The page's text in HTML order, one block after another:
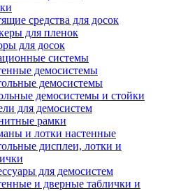
средства для досок
для пленок
для досок
системы
демосистемы
демосистемы
демосистемы и стойки
для демосистем
рамки
и лотки настенные
дисплеи, лотки и
для демосистем
и дверные таблички и